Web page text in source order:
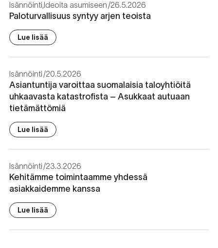
Isännöinti,Ideoita asumiseen 26.5.2026
Paloturvallisuus syntyy arjen teoista
Lue lisää
Isännöinti 20.5.2026
Asiantuntija varoittaa suomalaisia taloyhtiöitä
uhkaavasta katastrofista – Asukkaat autuaan
tietämättömiä
Lue lisää
Isännöinti 23.3.2026
Kehitämme toimintaamme yhdessä
asiakkaidemme kanssa
Lue lisää